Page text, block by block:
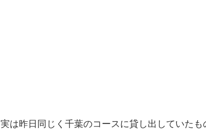
実は昨日同じく千葉のコースに貸し出していた